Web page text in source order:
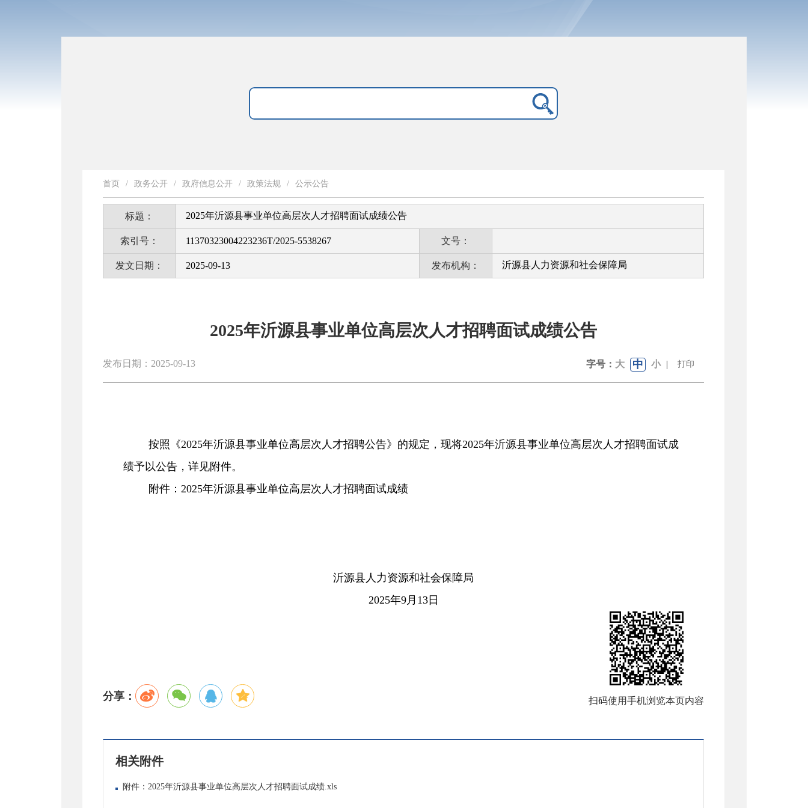
首页 / 政务公开 / 政府信息公开 / 政策法规 / 公示公告
标题： 2025年沂源县事业单位高层次人才招聘面试成绩公告
索引号： 11370323004223236T/2025-5538267 文号：
发文日期： 2025-09-13 发布机构： 沂源县人力资源和社会保障局
2025年沂源县事业单位高层次人才招聘面试成绩公告
发布日期：2025-09-13 字号： 大 中 小 | 打印
按照《2025年沂源县事业单位高层次人才招聘公告》的规定，现将2025年沂源县事业单位高层次人才招聘面试成
绩予以公告，详见附件。
附件： 2025年沂源县事业单位高层次人才招聘面试成绩
沂源县人力资源和社会保障局
2025年9月 13日
分享： 扫码使用手机浏览本页内容
相关附件
附件：2025年沂源县事业单位高层次人才招聘面试成绩.xls